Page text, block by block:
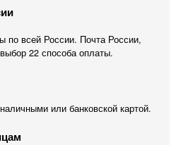
по всей России. Почта России,
22 способа оплаты.
или банковской картой.